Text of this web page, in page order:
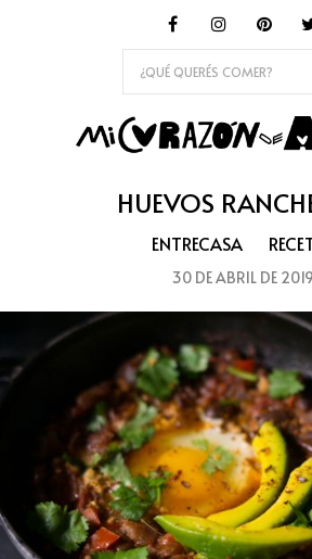
HUEVOS
ENTRECASA
30 DE ABRIL DE 2019